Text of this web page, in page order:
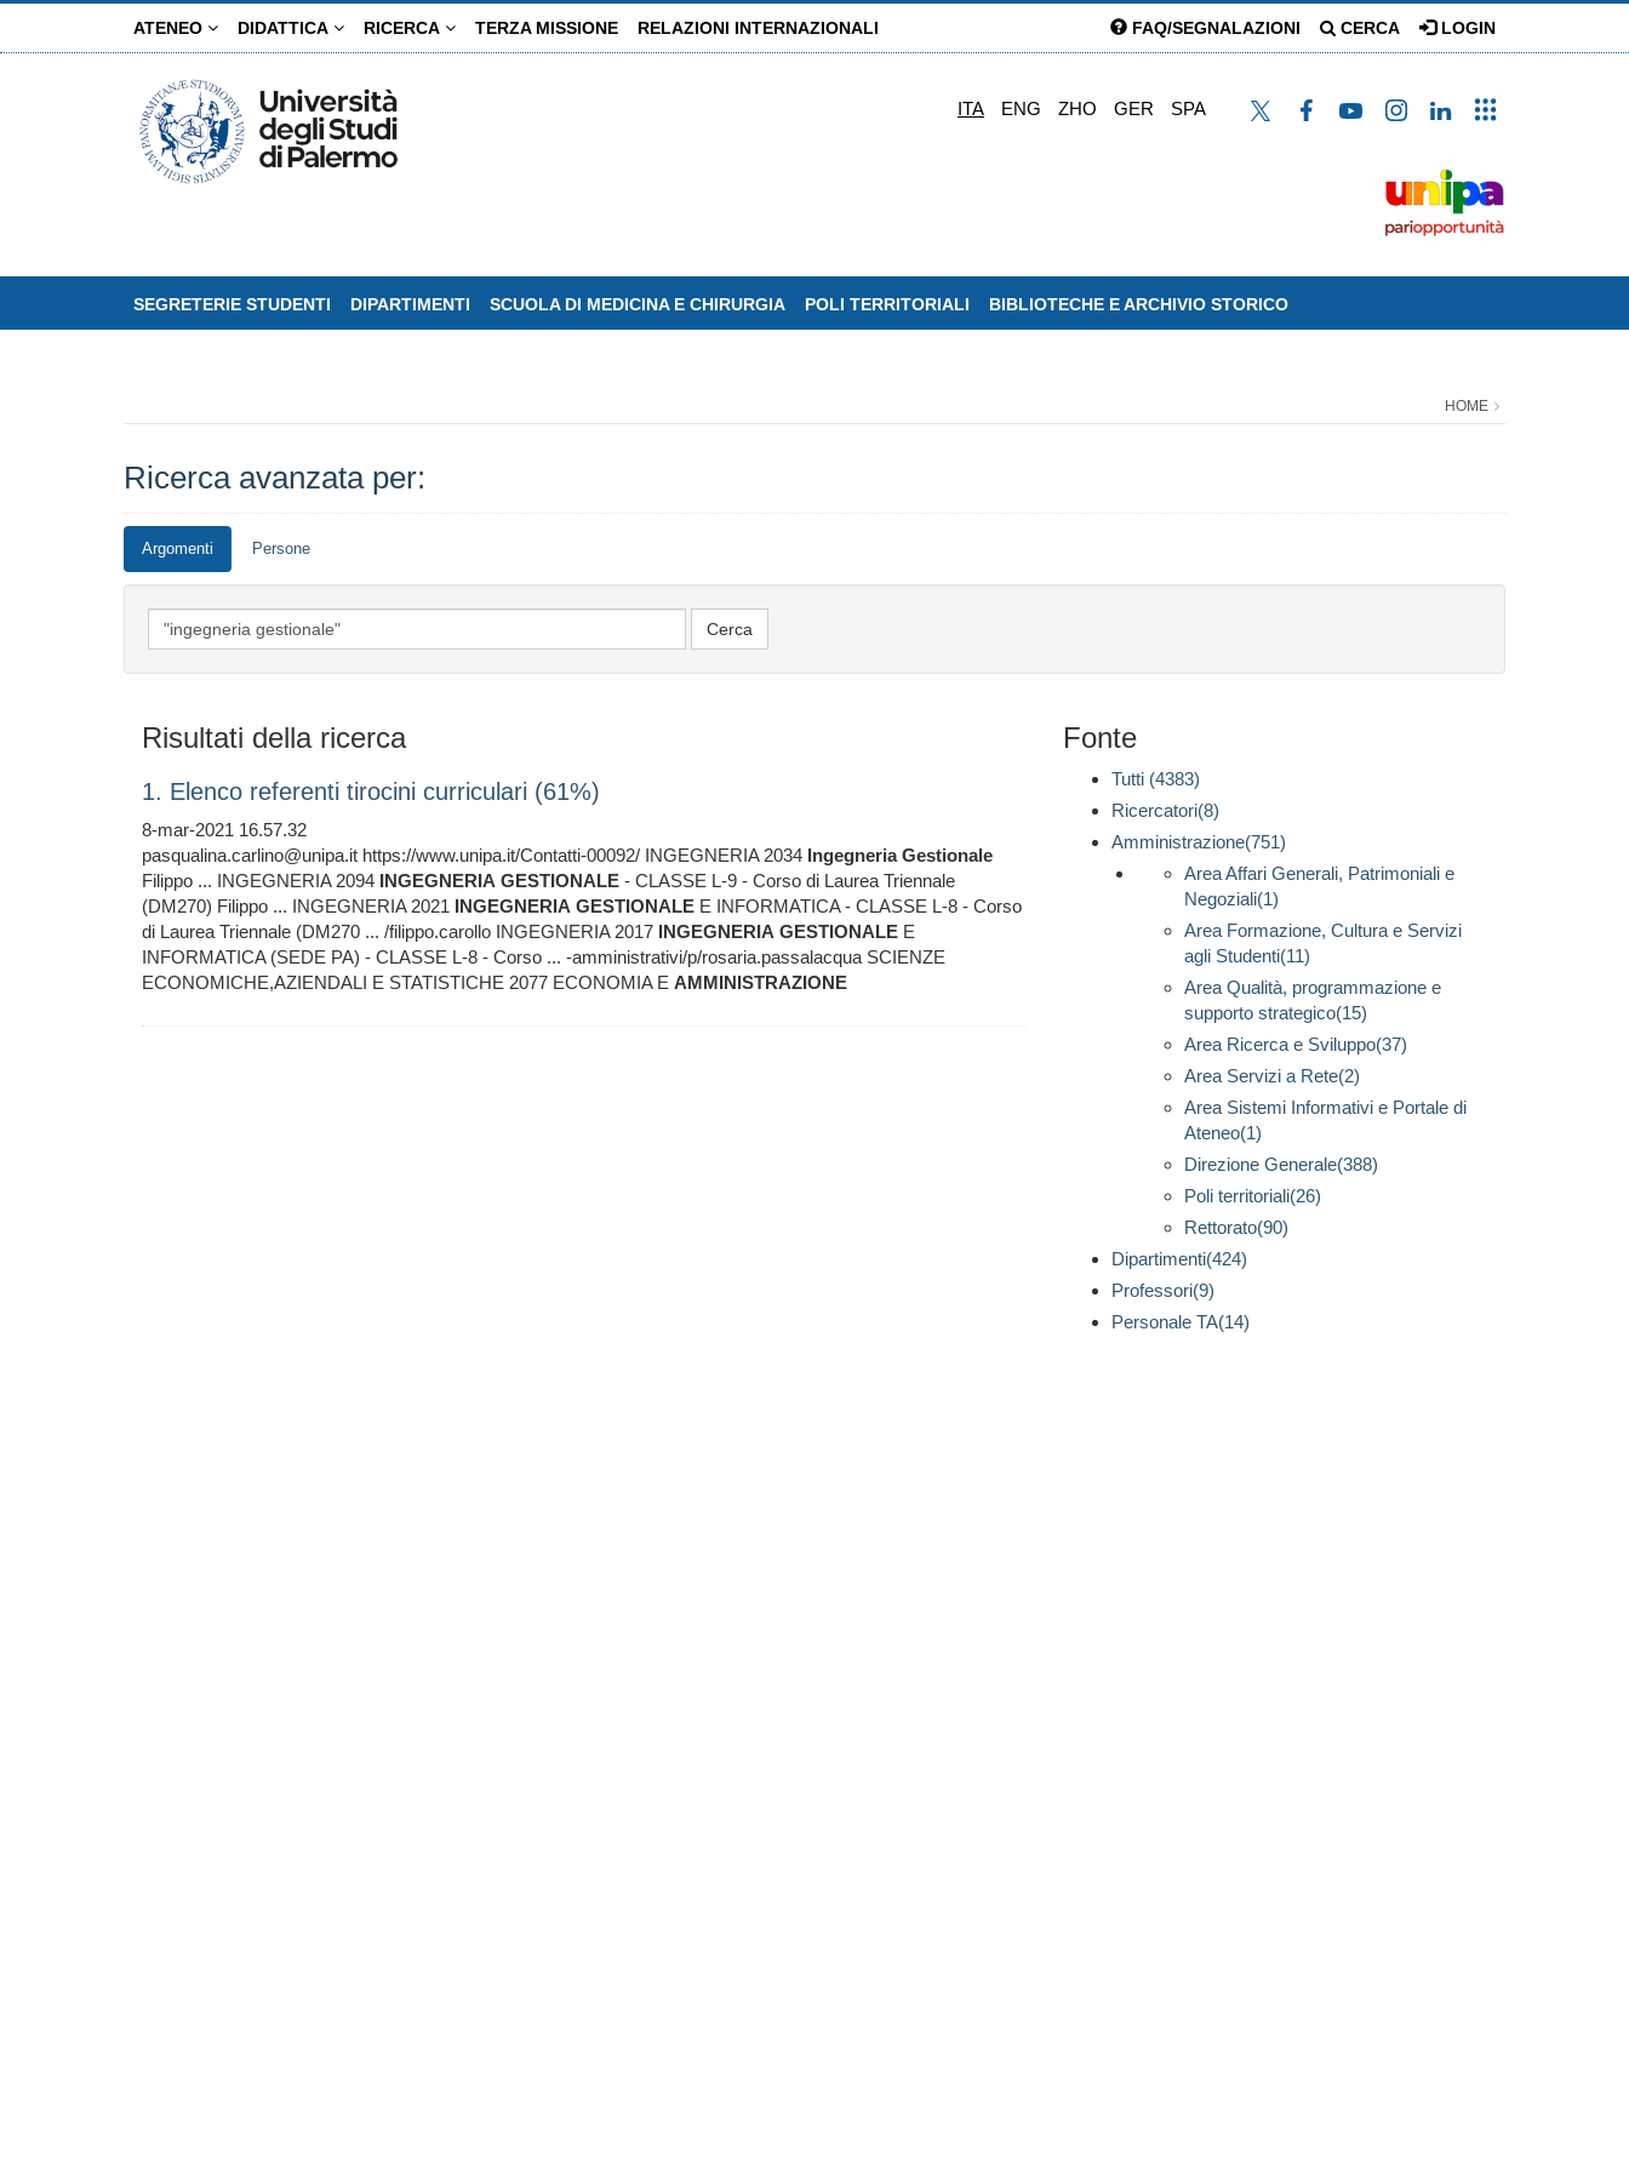
ATENEO DIDATTICA RICERCA TERZA MISSIONE RELAZIONI INTERNAZIONALI FAQ/SEGNALAZIONI CERCA LOGIN
ITA ENG ZHO GER SPA
SEGRETERIE STUDENTI DIPARTIMENTI SCUOLA DI MEDICINA E CHIRURGIA POLI TERRITORIALI BIBLIOTECHE E ARCHIVIO STORICO
HOME
Ricerca avanzata per:
Argomenti Persone
Risultati della ricerca
1. Elenco referenti tirocini curriculari (61%)
8-mar-2021 16.57.32
pasqualina.carlino@unipa.it https://www.unipa.it/Contatti-00092/ INGEGNERIA 2034 Ingegneria Gestionale
Filippo ... INGEGNERIA 2094 INGEGNERIA GESTIONALE - CLASSE L-9 - Corso di Laurea Triennale
(DM270) Filippo ... INGEGNERIA 2021 INGEGNERIA GESTIONALE E INFORMATICA - CLASSE L-8 - Corso
di Laurea Triennale (DM270 ... /filippo.carollo INGEGNERIA 2017 INGEGNERIA GESTIONALE E
INFORMATICA (SEDE PA) - CLASSE L-8 - Corso ... -amministrativi/p/rosaria.passalacqua SCIENZE
ECONOMICHE,AZIENDALI E STATISTICHE 2077 ECONOMIA E AMMINISTRAZIONE
Fonte
Tutti (4383)
Ricercatori(8)
Amministrazione(751)
Area Affari Generali, Patrimoniali e
Negoziali(1)
Area Formazione, Cultura e Servizi
agli Studenti(11)
Area Qualità, programmazione e
supporto strategico(15)
Area Ricerca e Sviluppo(37)
Area Servizi a Rete(2)
Area Sistemi Informativi e Portale di
Ateneo(1)
Direzione Generale(388)
Poli territoriali(26)
Rettorato(90)
Dipartimenti(424)
Professori(9)
Personale TA(14)